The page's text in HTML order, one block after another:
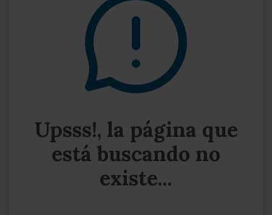
Upsss!, la página que
está buscando no
existe...